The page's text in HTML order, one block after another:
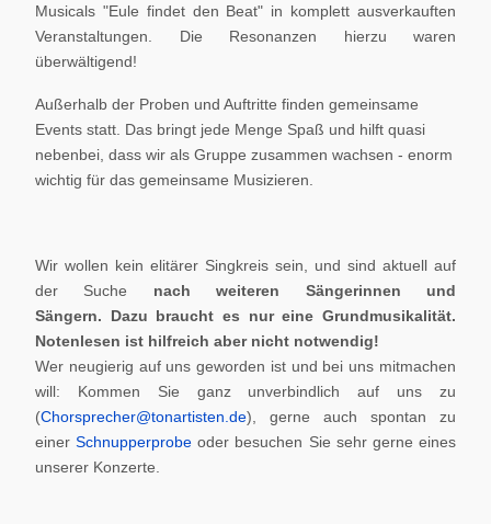
Musicals "Eule findet den Beat" in komplett ausverkauften
Veranstaltungen. Die Resonanzen hierzu waren
überwältigend!
Außerhalb der Proben und Auftritte finden gemeinsame
Events statt. Das bringt jede Menge Spaß und hilft quasi
nebenbei, dass wir als Gruppe zusammen wachsen - enorm
wichtig für das gemeinsame Musizieren.
Wir wollen kein elitärer Singkreis sein, und sind aktuell auf
der Suche nach weiteren Sängerinnen und
Sängern. Dazu braucht es nur eine Grundmusikalität.
Notenlesen ist hilfreich aber nicht notwendig!
Wer neugierig auf uns geworden ist und bei uns mitmachen
will: Kommen Sie ganz unverbindlich auf uns zu
(Chorsprecher@tonartisten.de), gerne auch spontan zu
einerSchnupperprobe oder besuchen Sie sehr gerne eines
unserer Konzerte.